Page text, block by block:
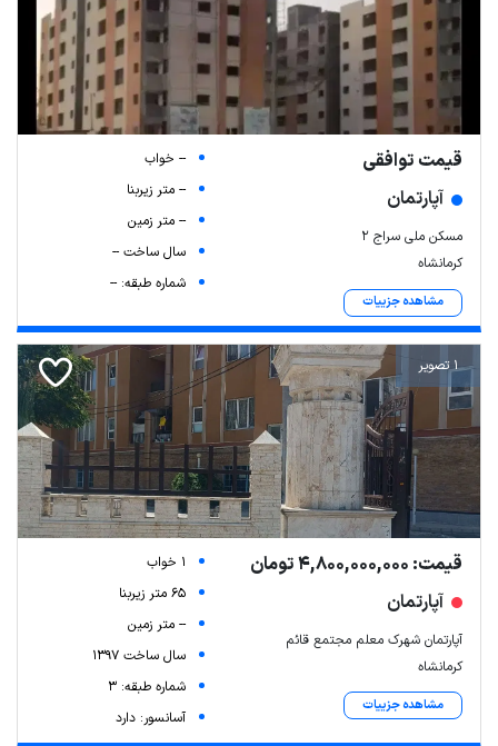
قیمت توافقی
آپارتمان
مسکن ملی سراج 2
کرمانشاه
مشاهده جزییات
-- خواب
-- متر زیربنا
-- متر زمین
سال ساخت --
شماره طبقه: --
1 تصویر
قیمت: 4,800,000,000 تومان
آپارتمان
آپارتمان شهرک معلم مجتمع قائم
کرمانشاه
مشاهده جزییات
1 خواب
65 متر زیربنا
-- متر زمین
سال ساخت 1397
شماره طبقه: 3
آسانسور: دارد